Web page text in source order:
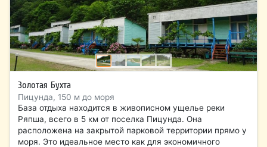
Золотая Бухта
Пицунда, 150 м до моря
База отдыха находится в живописном ущелье реки
Ряпша, всего в 5 км от поселка Пицунда. Она
расположена на закрытой парковой территории прямо у
моря. Это идеальное место как для экономичного